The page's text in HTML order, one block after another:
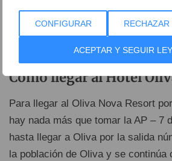
CONFIGURAR
ACEPTAR Y SEGUIR
Terraza del
Cómo llegar al Hotel
Para llegar al Oliva Nova Resort
hay nada más que tomar la AP – 7
hasta llegar a Oliva por la salida
la población de Oliva y se continúa